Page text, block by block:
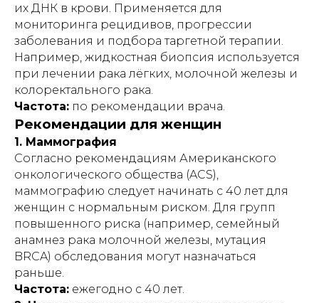
их ДНК в крови. Применяется для
мониторинга рецидивов, прогрессии
заболевания и подбора таргетной терапии.
Например, жидкостная биопсия используется
при лечении рака лёгких, молочной железы и
колоректального рака.
Частота: по рекомендации врача.
Рекомендации для женщин
1. Маммография
Согласно рекомендациям Американского
онкологического общества (ACS),
маммографию следует начинать с 40 лет для
женщин с нормальным риском. Для групп
повышенного риска (например, семейный
анамнез рака молочной железы, мутация
BRCA) обследования могут назначаться
раньше.
Частота: ежегодно с 40 лет.
АРЕНДА МЕДИЦИНСКИХ КРОВАТЕЙ
облегчит ежедневный уход
и реабилитацию
ПОДРОБНЕЕ
7 положений
Внимание! Информация,
представленная в данной статье, носит
исключительно ознакомительный
характер и не может заменить
профессиональную медицинскую
консультацию, диагностику или